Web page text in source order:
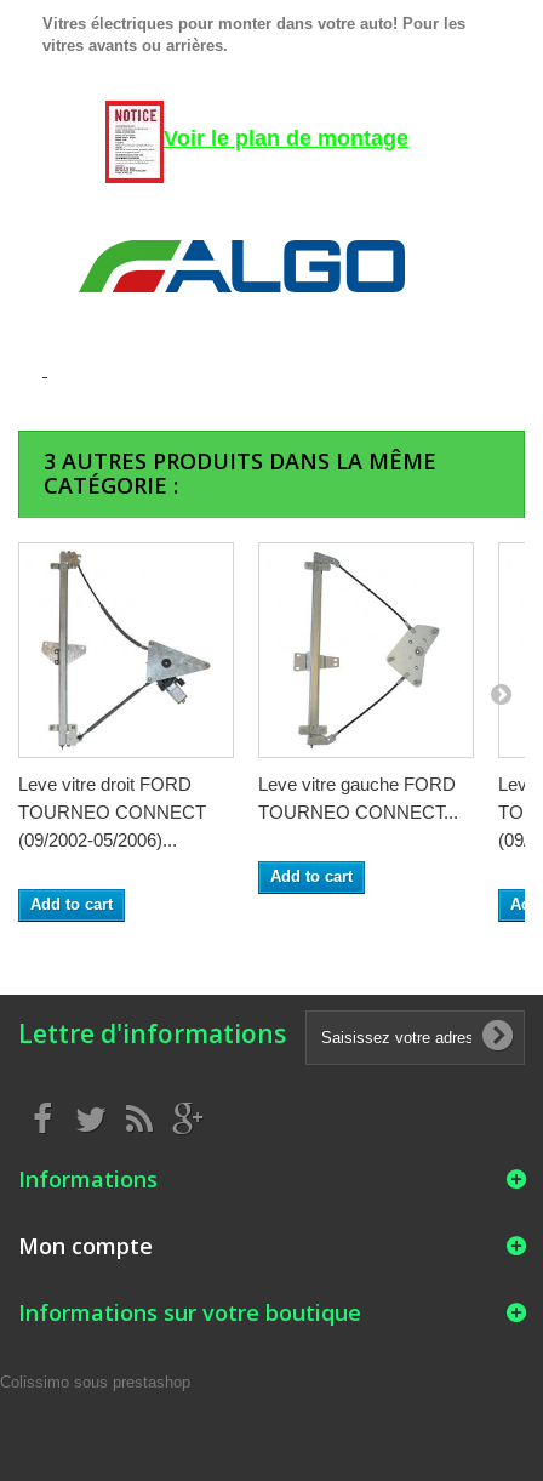
Vitres électriques pour monter dans votre auto! Pour les
vitres avants ou arrières.
Voir le plan de montage
3 AUTRES PRODUITS DANS LA MÊME
CATÉGORIE :
Leve vitre droit FORD
TOURNEO CONNECT
(09/2002-05/2006)...
Add to cart
Leve vitre gauche FORD
TOURNEO CONNECT...
Add to cart
Leve
(09/
Lettre d'informations
Informations
Mon compte
Informations sur votre boutique
Colissimo sous prestashop